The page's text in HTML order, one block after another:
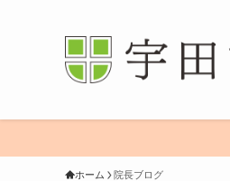
ホーム 院長ブログ